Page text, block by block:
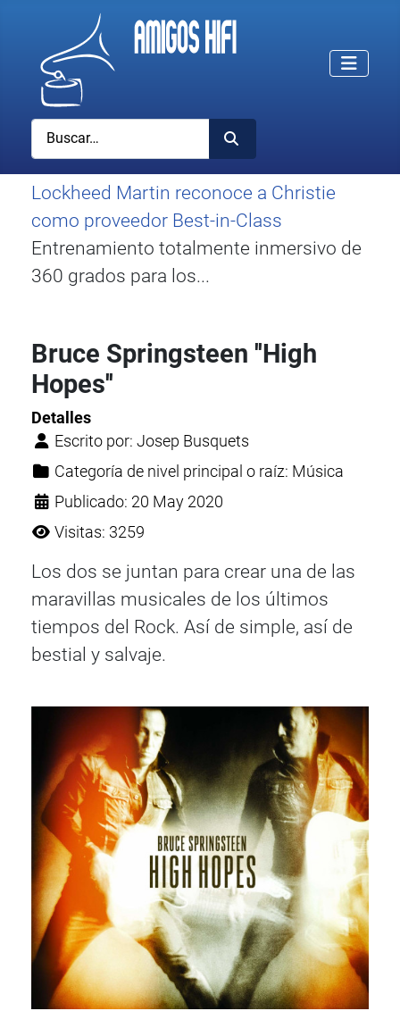
Buscar
Lockheed Martin reconoce a Christie
como proveedor Best-in-Class
Entrenamiento totalmente inmersivo de
360 grados para los...
Bruce Springsteen ''High
Hopes''
Detalles
Escrito por:Josep Busquets
Categoría de nivel principal o raíz: Música
Publicado: 20 May 2020
Visitas: 3259
Los dos se juntan para crear una de las
maravillas musicales de los últimos
tiempos del Rock. Así de simple, así de
bestial y salvaje.